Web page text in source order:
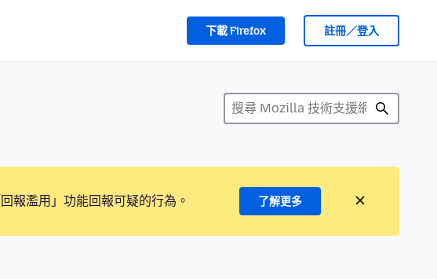
下載 Firefox 註冊／登入
報濫用」功能回報可疑的行為。 了解更多